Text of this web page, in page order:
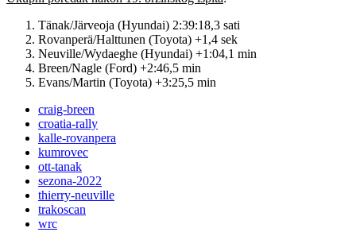
Tänak/Järveoja (Hyundai) 2:39:18,3 sati
Rovanperä/Halttunen (Toyota) +1,4 sek
Neuville/Wydaeghe (Hyundai) +1:04,1 min
Breen/Nagle (Ford) +2:46,5 min
Evans/Martin (Toyota) +3:25,5 min
craig-breen
croatia-rally
kalle-rovanpera
kumrovec
ott-tanak
sezona-2022
thierry-neuville
trakoscan
wrc